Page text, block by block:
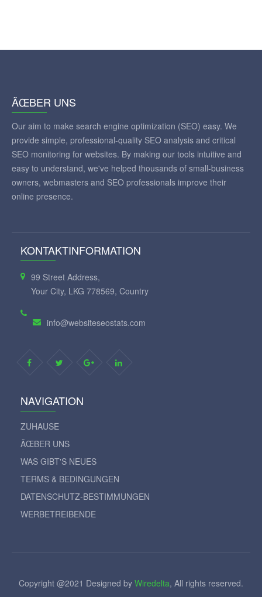
ÃŒBER UNS
Our aim to make search engine optimization (SEO) easy. We
provide simple, professional-quality SEO analysis and critical
SEO monitoring for websites. By making our tools intuitive and
easy to understand, we've helped thousands of small-business
owners, webmasters and SEO professionals improve their
online presence.
KONTAKTINFORMATION
99 Street Address,
Your City, LKG 778569, Country
info@websiteseostats.com
NAVIGATION
ZUHAUSE
ÃŒBER UNS
WAS GIBT'S NEUES
TERMS & BEDINGUNGEN
DATENSCHUTZ-BESTIMMUNGEN
WERBETREIBENDE
Copyright @2021 Designed by Wiredelta, All rights reserved.